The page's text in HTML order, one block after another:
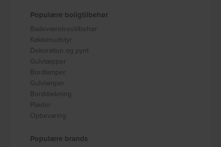
Populære boligtilbehør
Badeværelsestilbehør
Køkkenudstyr
Dekoration og pynt
Gulvtæpper
Bordlamper
Gulvlamper
Borddækning
Plaider
Opbevaring
Populære brands